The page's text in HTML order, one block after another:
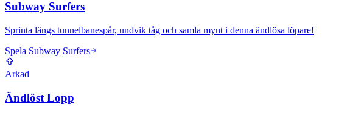
Subway Surfers
Sprinta längs tunnelbanespår, undvik tåg och samla mynt i denna ändlösa löpare!
Spela Subway Surfers
Arkad
Ändlöst Lopp